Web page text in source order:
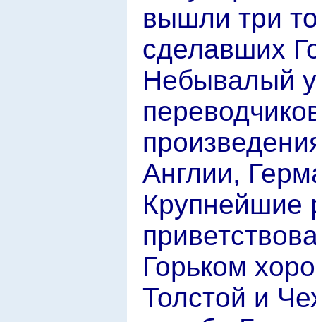
вышли три
сделавших
Небывалый
Англии,
Крупнейшие
Горьком
Толстой и